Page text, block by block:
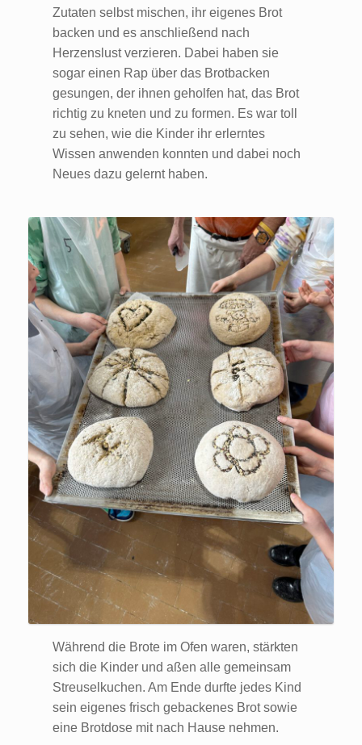
Zutaten selbst mischen, ihr eigenes Brot
backen und es anschließend nach
Herzenslust verzieren. Dabei haben sie
sogar einen Rap über das Brotbacken
gesungen, der ihnen geholfen hat, das Brot
richtig zu kneten und zu formen. Es war toll
zu sehen, wie die Kinder ihr erlerntes
Wissen anwenden konnten und dabei noch
Neues dazu gelernt haben.
Während die Brote im Ofen waren, stärkten
sich die Kinder und aßen alle gemeinsam
Streuselkuchen. Am Ende durfte jedes Kind
sein eigenes frisch gebackenes Brot sowie
eine Brotdose mit nach Hause nehmen.